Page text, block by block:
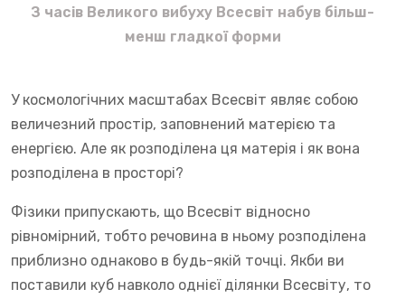
З часів Великого вибуху Всесвіт набув більш-
менш гладкої форми
У космологічних масштабах Всесвіт являє собою
величезний простір, заповнений матерією та
енергією. Але як розподілена ця матерія і як вона
розподілена в просторі?
Фізики припускають, що Всесвіт відносно
рівномірний, тобто речовина в ньому розподілена
приблизно однаково в будь-якій точці. Якби ви
поставили куб навколо однієї ділянки Всесвіту, то